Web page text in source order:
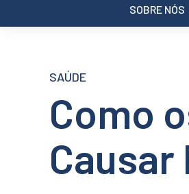
SOBRE NÓS
SAÚDE
Como
Causar